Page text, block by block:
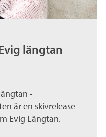
längtan
längtan -
är en skivrelease
Evig Längtan.